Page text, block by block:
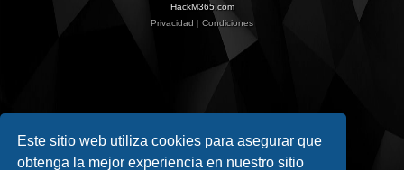
Este sitio web utiliza cookies para asegurar que
obtenga la mejor experiencia en nuestro sitio
HackM365.com
Privacidad | Condiciones